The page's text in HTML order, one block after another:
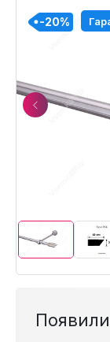
Previous
-20%
-20%
-20%
-20%
-20%
-20%
-20%
-20%
-20%